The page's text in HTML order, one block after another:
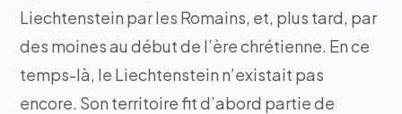
Liechtenstein par les Romains, et, plus tard, par
des moines au début de l’ère chrétienne. En ce
temps-là, le Liechtenstein n’existait pas
encore. Son territoire fit d’abord partie de